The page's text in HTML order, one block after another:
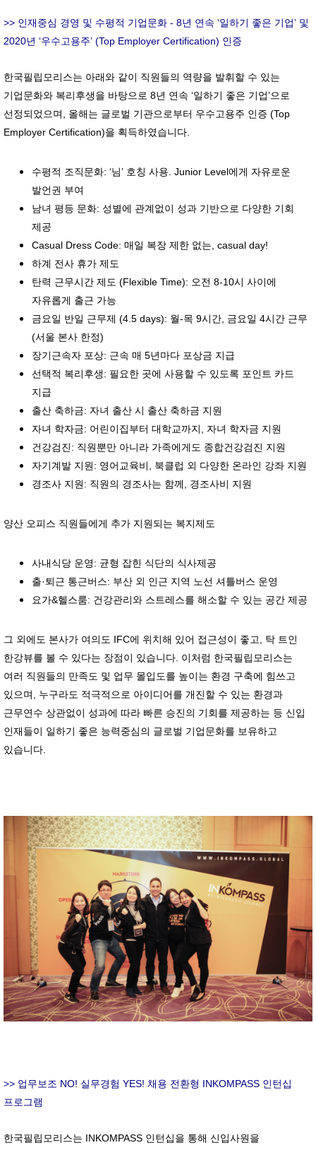
>> 인재중심 경영 및 수평적 기업문화 - 8년 연속 ‘일하기 좋은 기업’ 및
2020년 ‘우수고용주’ (Top Employer Certification) 인증
한국필립모리스는 아래와 같이 직원들의 역량을 발휘할 수 있는
기업문화와 복리후생을 바탕으로 8년 연속 ‘일하기 좋은 기업’으로
선정되었으며, 올해는 글로벌 기관으로부터 우수고용주 인증 (Top
Employer Certification)을 획득하였습니다.
수평적 조직문화: ‘님’ 호칭 사용. Junior Level에게 자유로운
발언권 부여
남녀 평등 문화: 성별에 관계없이 성과 기반으로 다양한 기회
제공
Casual Dress Code: 매일 복장 제한 없는, casual day!
하계 전사 휴가 제도
탄력 근무시간 제도 (Flexible Time): 오전 8-10시 사이에
자유롭게 출근 가능
금요일 반일 근무제 (4.5 days): 월-목 9시간, 금요일 4시간 근무
(서울 본사 한정)
장기근속자 포상: 근속 매 5년마다 포상금 지급
선택적 복리후생: 필요한 곳에 사용할 수 있도록 포인트 카드
지급
출산 축하금: 자녀 출산 시 출산 축하금 지원
자녀 학자금: 어린이집부터 대학교까지, 자녀 학자금 지원
건강검진: 직원뿐만 아니라 가족에게도 종합건강검진 지원
자기계발 지원: 영어교육비, 북클럽 외 다양한 온라인 강좌 지원
경조사 지원: 직원의 경조사는 함께, 경조사비 지원
양산 오피스 직원들에게 추가 지원되는 복지제도
사내식당 운영: 균형 잡힌 식단의 식사제공
출·퇴근 통근버스: 부산 외 인근 지역 노선 셔틀버스 운영
요가&헬스룸: 건강관리와 스트레스를 해소할 수 있는 공간 제공
그 외에도 본사가 여의도 IFC에 위치해 있어 접근성이 좋고, 탁 트인
한강뷰를 볼 수 있다는 장점이 있습니다. 이처럼 한국필립모리스는
여러 직원들의 만족도 및 업무 몰입도를 높이는 환경 구축에 힘쓰고
있으며, 누구라도 적극적으로 아이디어를 개진할 수 있는 환경과
근무연수 상관없이 성과에 따라 빠른 승진의 기회를 제공하는 등 신입
인재들이 일하기 좋은 능력중심의 글로벌 기업문화를 보유하고
있습니다.
>> 업무보조 NO! 실무경험 YES! 채용 전환형 INKOMPASS 인턴십
프로그램
한국필립모리스는 INKOMPASS 인턴십을 통해 신입사원을